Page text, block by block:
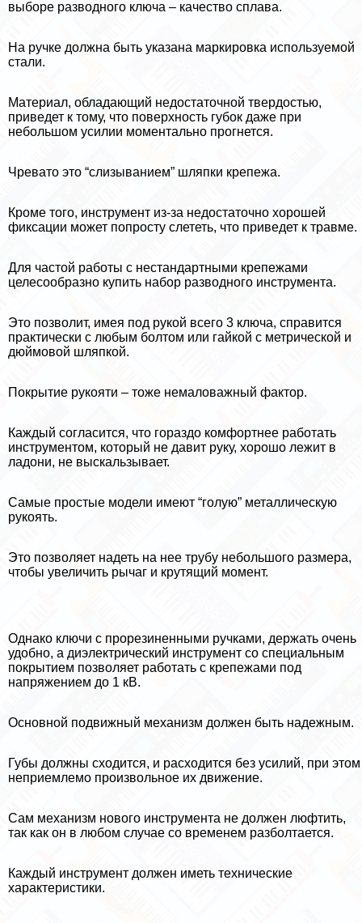
выборе разводного ключа – качество сплава.
На ручке должна быть указана маркировка используемой
стали.
Материал, обладающий недостаточной твердостью,
приведет к тому, что поверхность губок даже при
небольшом усилии моментально прогнется.
Чревато это “слизыванием” шляпки крепежа.
Кроме того, инструмент из-за недостаточно хорошей
фиксации может попросту слететь, что приведет к травме.
Для частой работы с нестандартными крепежами
целесообразно купить набор разводного инструмента.
Это позволит, имея под рукой всего 3 ключа, справится
пpaктически с любым болтом или гайкой с метрической и
дюймовой шляпкой.
Покрытие рукояти – тоже немаловажный фактор.
Каждый согласится, что гораздо комфортнее работать
инструментом, который не давит руку, хорошо лежит в
ладони, не выскальзывает.
Самые простые модели имеют “голую” металлическую
рукоять.
Это позволяет надеть на нее трубу небольшого размера,
чтобы увеличить рычаг и крутящий момент.
Однако ключи с прорезиненными ручками, держать очень
удобно, а диэлектрический инструмент со специальным
покрытием позволяет работать с крепежами под
напряжением до 1 кВ.
Основной подвижный механизм должен быть надежным.
Губы должны сходится, и расходится без усилий, при этом
неприемлемо произвольное их движение.
Сам механизм нового инструмента не должен люфтить,
так как он в любом случае со временем разболтается.
Каждый инструмент должен иметь технические
хаpaктеристики.